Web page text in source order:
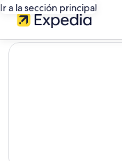
Ir a la sección principal
editorial